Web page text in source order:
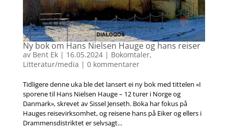
Ny bok om Hans Nielsen Hauge og hans reiser
av Bent Ek| 16.05.2024| Bokomtaler,
Litteratur/media | 0 kommentarer
Tidligere denne uka ble det lansert ei ny bok med tittelen «I
sporene til Hans Nielsen Hauge – 12 turer i Norge og
Danmark», skrevet av Sissel Jenseth. Boka har fokus på
Hauges reisevirksomhet, og reisene hans på Eiker og ellers i
Drammensdistriktet er selvsagt...